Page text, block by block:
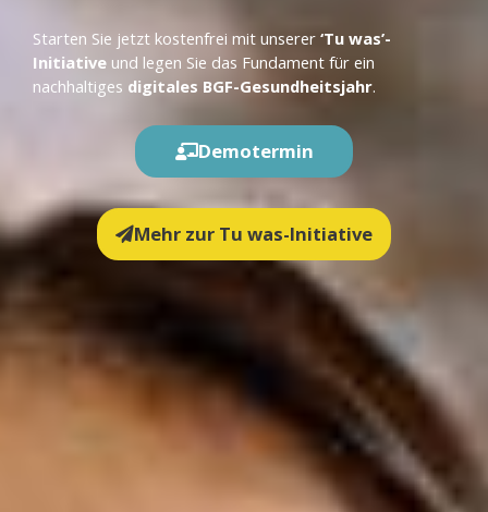
Starten Sie jetzt kostenfrei mit unserer ‘Tu was’-
Initiative und legen Sie das Fundament für ein
nachhaltiges digitales BGF-Gesundheitsjahr.
Demotermin
Mehr zur Tu was-Initiative